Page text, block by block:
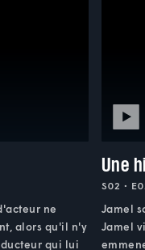
ne
alors qu'il n'y
qui lui
Une
S02 •
Jamel
Jamel